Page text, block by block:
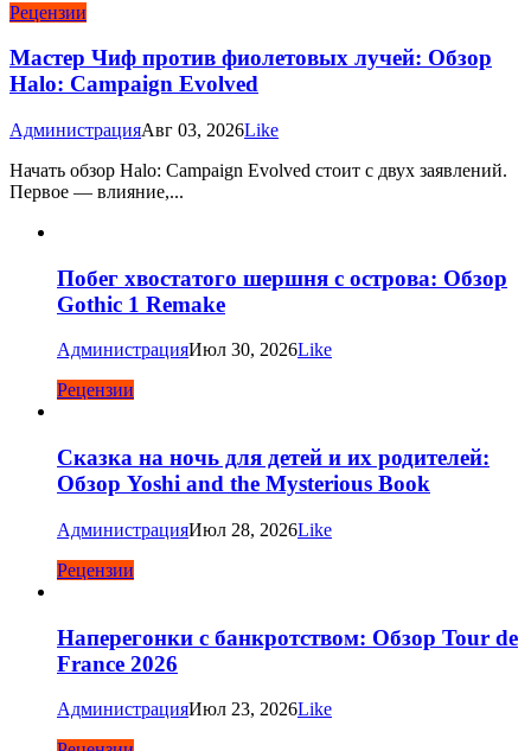
Рецензии
Мастер Чиф против фиолетовых лучей: Обзор
Halo: Campaign Evolved
АдминистрацияАвг 03, 2026Like
Начать обзор Halo: Campaign Evolved стоит с двух заявлений.
Первое — влияние,...
Побег хвостатого шершня с острова: Обзор
Gothic 1 Remake
АдминистрацияИюл 30, 2026Like
Рецензии
Сказка на ночь для детей и их родителей:
Обзор Yoshi and the Mysterious Book
АдминистрацияИюл 28, 2026Like
Рецензии
Наперегонки с банкротством: Обзор Tour de
France 2026
АдминистрацияИюл 23, 2026Like